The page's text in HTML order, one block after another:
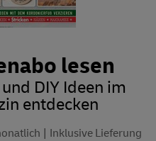
lesen
DIY Ideen im
entdecken
Inklusive Lieferung